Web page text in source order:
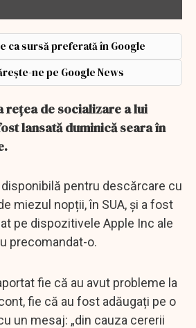
ca sursă preferată în Google
ne pe Google News
rețea de socializare a lui
lansată duminică seara în
pentru descărcare cu
miezul nopții, în SUA, și a fost
pe dispozitivele Apple Inc ale
precomandat-o.
fie că au avut probleme la
fie că au fost adăugați pe o
un mesaj: „din cauza cererii